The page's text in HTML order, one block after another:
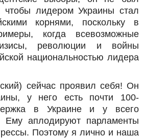
чтобы лидером Украины стал
корнями, поскольку в
когда всевозможные
революции и войны
национальностью лидера
сейчас проявил себя! Он
у него есть почти 100-
в Украине и у всего
Ему аплодируют парламенты
Поэтому я лично и наша